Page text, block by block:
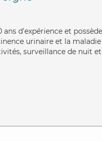
ans d'expérience et
urinaire et la
surveillance de nuit et